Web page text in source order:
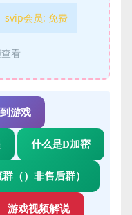
svip会员: 免费
看
游戏
什么是D加密
（）非售后群）
游戏视频解说